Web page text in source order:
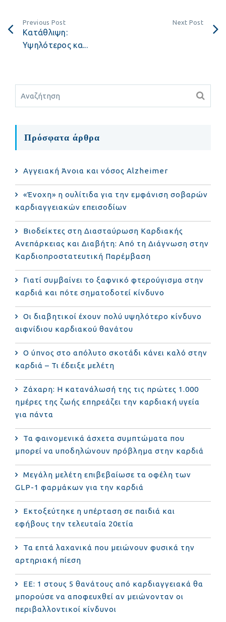
Previous Post
Κατάθλιψη:
Υψηλότερος κα...
Next Post
Πρόσφατα άρθρα
Αγγειακή Άνοια και νόσος Alzheimer
«Ένοχη» η ουλίτιδα για την εμφάνιση σοβαρών
καρδιαγγειακών επεισοδίων
Βιοδείκτες στη Διασταύρωση Καρδιακής
Ανεπάρκειας και Διαβήτη: Από τη Διάγνωση στην
Καρδιοπροστατευτική Παρέμβαση
Γιατί συμβαίνει το ξαφνικό φτερούγισμα στην
καρδιά και πότε σηματοδοτεί κίνδυνο
Οι διαβητικοί έχουν πολύ υψηλότερο κίνδυνο
αιφνίδιου καρδιακού θανάτου
Ο ύπνος στο απόλυτο σκοτάδι κάνει καλό στην
καρδιά – Τι έδειξε μελέτη
Ζάχαρη: Η κατανάλωσή της τις πρώτες 1.000
ημέρες της ζωής επηρεάζει την καρδιακή υγεία
για πάντα
Τα φαινομενικά άσχετα συμπτώματα που
μπορεί να υποδηλώνουν πρόβλημα στην καρδιά
Μεγάλη μελέτη επιβεβαίωσε τα οφέλη των
GLP-1 φαρμάκων για την καρδιά
Εκτοξεύτηκε η υπέρταση σε παιδιά και
εφήβους την τελευταία 20ετία
Τα επτά λαχανικά που μειώνουν φυσικά την
αρτηριακή πίεση
ΕΕ: 1 στους 5 θανάτους από καρδιαγγειακά θα
μπορούσε να αποφευχθεί αν μειώνονταν οι
περιβαλλοντικοί κίνδυνοι